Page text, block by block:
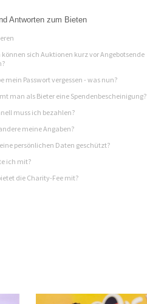
Antworten zum Bieten
sich Auktionen kurz vor Angebotsende
mein Passwort vergessen - was nun?
man als Bieter eine Spendenbescheinigung?
muss ich bezahlen?
meine Angaben?
persönlichen Daten geschützt?
ich mit?
die Charity-Fee mit?